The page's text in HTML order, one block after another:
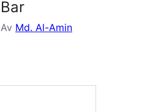
Bar
Av Md. Al-Amin